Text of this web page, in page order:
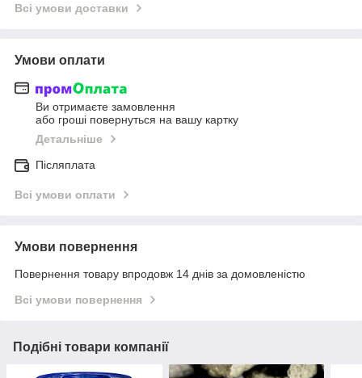
Всі умови доставки
Умови оплати
Ви отримаєте замовлення
або гроші повернуться на вашу картку
Детальніше
Післяплата
Всі умови оплати
Умови повернення
Повернення товару впродовж 14 днів за домовленістю
Всі умови повернення
Подібні товари компанії